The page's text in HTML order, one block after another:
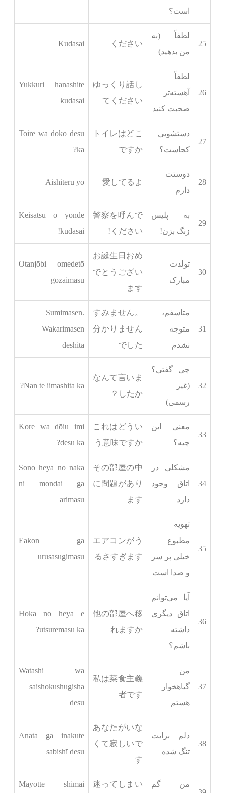
است؟
25
لطفاً (به
من بدهید)
ください
Kudasai
26
لطفاً
آهسته‌تر
صحبت کنید
ゆっくり話し
てください
Yukkuri hanashite
kudasai
27
دستشویی
کجاست؟
トイレはどこ
ですか
Toire wa doko desu
ka?
28
دوستت
دارم
愛してるよ
Aishiteru yo
29
به پلیس
زنگ بزن!
警察を呼んで
ください!
Keisatsu o yonde
kudasai!
30
تولدت
مبارک
お誕生日おめ
でとうござい
ます
Otanjōbi omedetō
gozaimasu
31
متاسفم،
متوجه
نشدم
すみません。
分かりません
でした
Sumimasen.
Wakarimasen
deshita
32
چی گفتی؟
(غیر
رسمی)
なんて言いま
したか？
Nan te iimashita ka?
33
معنی این
چیه؟
これはどうい
う意味ですか
Kore wa dōiu imi
desu ka?
34
مشکلی در
اتاق وجود
دارد
その部屋の中
に問題があり
ます
Sono heya no naka
ni mondai ga
arimasu
35
تهویه
مطبوع
خیلی پر سر
و صدا است
エアコンがう
るさすぎます
Eakon ga
urusasugimasu
36
آیا می‌توانم
اتاق دیگری
داشته
باشم؟
他の部屋へ移
れますか
Hoka no heya e
utsuremasu ka?
37
من
گیاهخوار
هستم
私は菜食主義
者です
Watashi wa
saishokushugisha
desu
38
دلم برایت
تنگ شده
あなたがいな
くて寂しいで
す
Anata ga inakute
sabishī desu
من گم 迷ってしまい
Mayotte shimai